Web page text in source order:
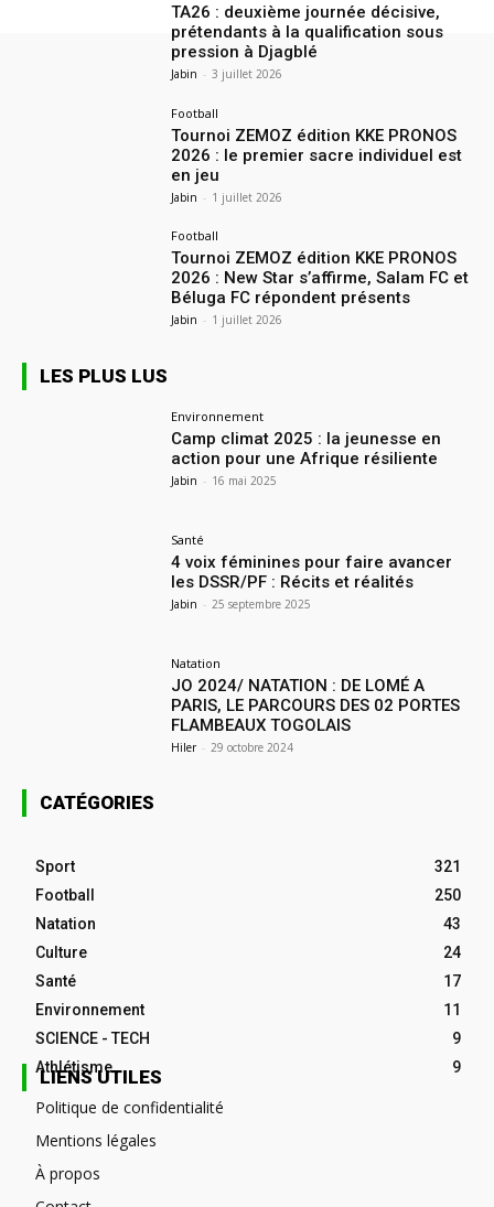
TA26 : deuxième journée décisive,
prétendants à la qualification sous
pression à Djagblé
Jabin - 3 juillet 2026
Football
Tournoi ZEMOZ édition KKE PRONOS
2026 : le premier sacre individuel est
en jeu
Jabin - 1 juillet 2026
Football
Tournoi ZEMOZ édition KKE PRONOS
2026 : New Star s’affirme, Salam FC et
Béluga FC répondent présents
Jabin - 1 juillet 2026
LES PLUS LUS
Environnement
Camp climat 2025 : la jeunesse en
action pour une Afrique résiliente
Jabin - 16 mai 2025
Santé
4 voix féminines pour faire avancer
les DSSR/PF : Récits et réalités
Jabin - 25 septembre 2025
Natation
JO 2024/ NATATION : DE LOMÉ A
PARIS, LE PARCOURS DES 02 PORTES
FLAMBEAUX TOGOLAIS
Hiler - 29 octobre 2024
CATÉGORIES
Sport
321
Football
250
Natation
43
Culture
24
Santé
17
Environnement
11
SCIENCE - TECH
9
Athlétisme
9
LIENS UTILES
Politique de confidentialité
Mentions légales
À propos